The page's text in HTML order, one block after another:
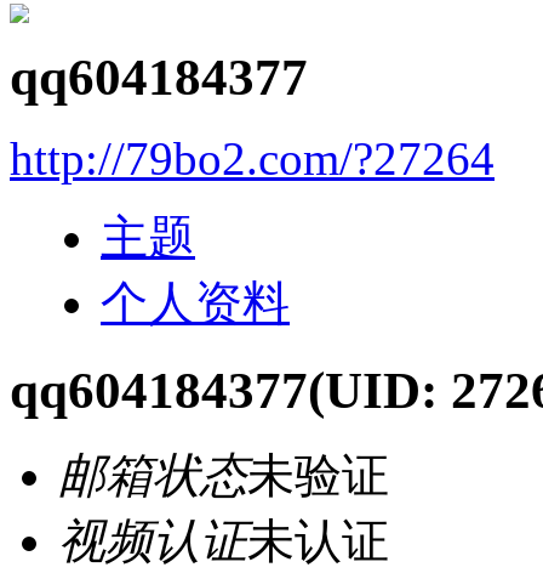
qq604184377
http://79bo2.com/?27264
主题
个人资料
qq604184377(UID:
邮箱状态未验证
视频认证未认证